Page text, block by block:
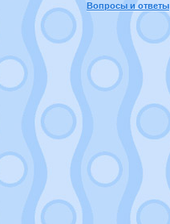
Вопросы и ответы